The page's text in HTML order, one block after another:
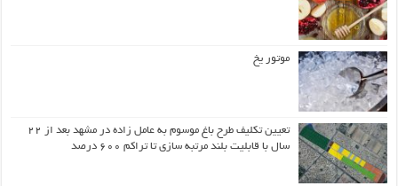
موتور یخ
تعیین تکلیف طرح باغ موسوم به عامل زاده در مشهد بعد از ۲۲
سال با قابلیت بلند مرتبه سازی تا تراکم ۶۰۰ درصد